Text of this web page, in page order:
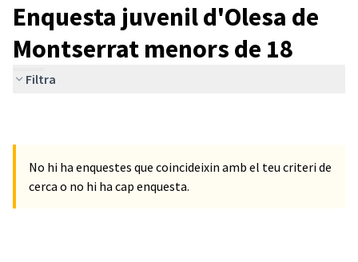
Enquesta juvenil d'Olesa de
Montserrat menors de 18
Filtra
No hi ha enquestes que coincideixin amb el teu criteri de
cerca o no hi ha cap enquesta.